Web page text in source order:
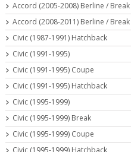
Accord (2005-2008) Berline / Break
Accord (2008-2011) Berline / Break
Civic (1987-1991) Hatchback
Civic (1991-1995)
Civic (1991-1995) Coupe
Civic (1991-1995) Hatchback
Civic (1995-1999)
Civic (1995-1999) Break
Civic (1995-1999) Coupe